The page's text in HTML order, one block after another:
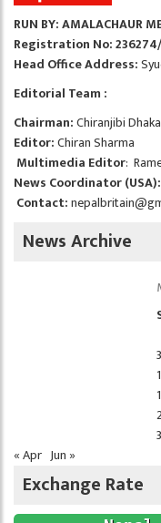
RUN BY: AMALACHAUR
Registration No:
Head Office Address:
Editorial Team :
Chairman:Chiranjibi
Editor:Chiran Sharma
Multimedia Editor:
News Coordinator (USA):
Contact:
News Archive
3
« Apr Jun »
Exchange Rate